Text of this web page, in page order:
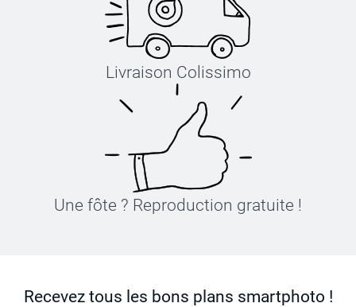
Livraison Colissimo
Une fôte ? Reproduction gratuite !
Recevez tous les bons plans smartphoto !